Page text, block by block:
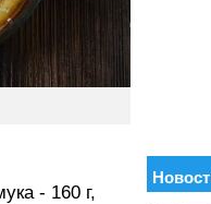
- 160 г,